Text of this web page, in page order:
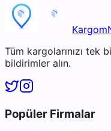
Tüm kargolarınızı tek
bildirimler alın.
Popüler Firmalar